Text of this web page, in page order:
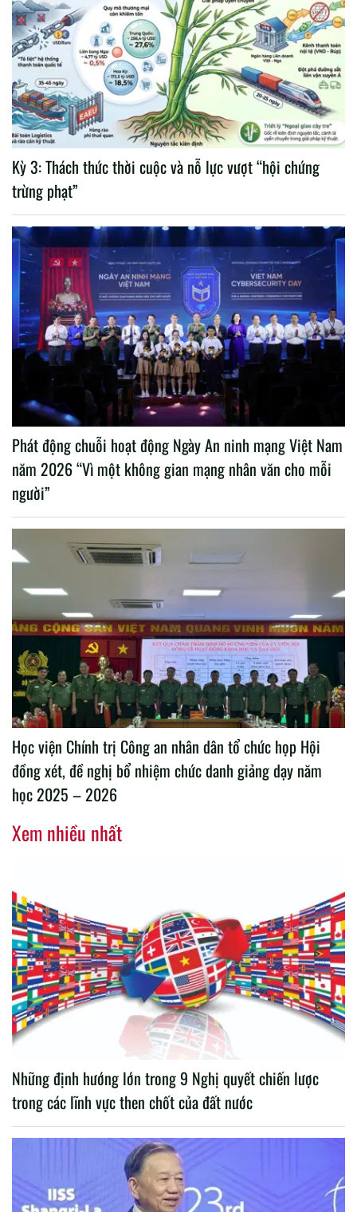
Kỳ 3: Thách thức thời cuộc và nỗ lực vượt “hội chứng
trừng phạt”
Phát động chuỗi hoạt động Ngày An ninh mạng Việt Nam
năm 2026 “Vì một không gian mạng nhân văn cho mỗi
người”
Học viện Chính trị Công an nhân dân tổ chức họp Hội
đồng xét, đề nghị bổ nhiệm chức danh giảng dạy năm
học 2025 – 2026
Xem nhiều nhất
Những định hướng lớn trong 9 Nghị quyết chiến lược
trong các lĩnh vực then chốt của đất nước